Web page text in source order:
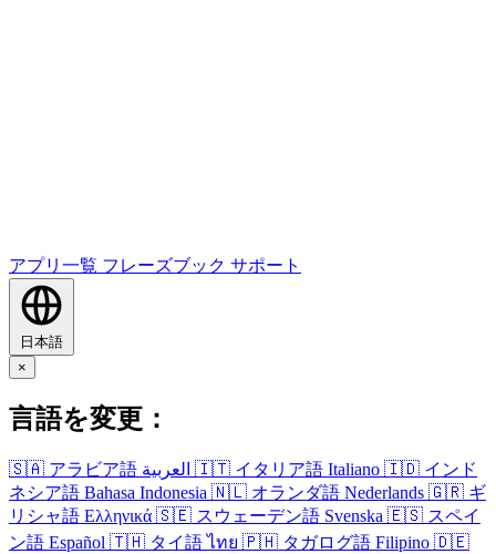
アプリ一覧 フレーズブック サポート
日本語
×
言語を変更：
🇸🇦 アラビア語 العربية 🇮🇹 イタリア語 Italiano 🇮🇩 インド
ネシア語 Bahasa Indonesia 🇳🇱 オランダ語 Nederlands 🇬🇷 ギ
リシャ語 Ελληνικά 🇸🇪 スウェーデン語 Svenska 🇪🇸 スペイ
ン語 Español 🇹🇭 タイ語 ไทย 🇵🇭 タガログ語 Filipino 🇩🇪